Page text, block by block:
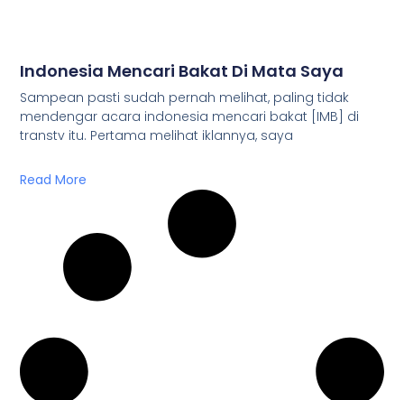
Indonesia Mencari Bakat Di Mata Saya
Sampean pasti sudah pernah melihat, paling tidak
mendengar acara indonesia mencari bakat [IMB] di
transtv itu. Pertama melihat iklannya, saya
Read More